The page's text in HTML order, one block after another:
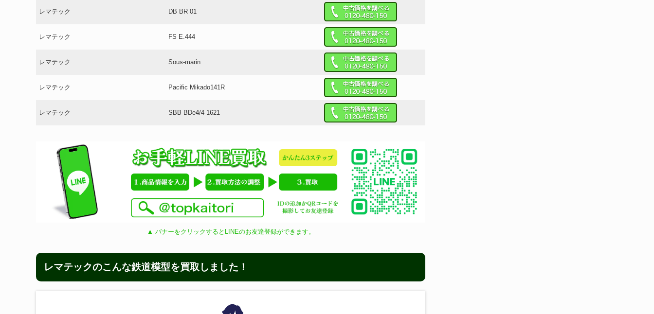
レマテック DB BR 01
レマテック FS E.444
レマテック Sous-marin
レマテック Pacific Mikado141R
レマテック SBB BDe4/4 1621
▲ バナーをクリックするとLINEのお友達登録ができます。
レマテックのこんな鉄道模型を買取しました！